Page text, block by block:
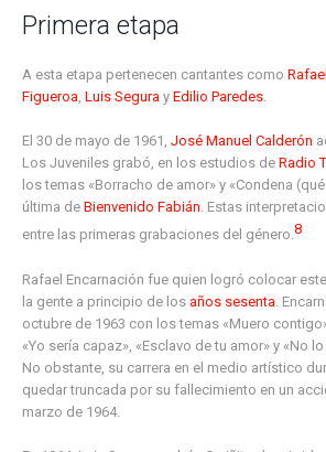
Primera etapa
A esta etapa pertenecen cantantes como
Figueroa,Luis Segura yEdilio Paredes.
El 30 de mayo de 1961,José Manuel Calderón
Los Juveniles grabó, en los estudios deRadio
los temas «Borracho de amor» y «Condena
última deBienvenido Fabián. Estas
entre las primeras grabaciones del género.8
Rafael Encarnación fue quien logró colocar
la gente a principio de losaños sesenta .
octubre de 1963 con los temas «Muero
«Yo sería capaz», «Esclavo de tu amor» y «No
No obstante, su carrera en el medio artístico
quedar truncada por su fallecimiento en un
marzo de 1964.